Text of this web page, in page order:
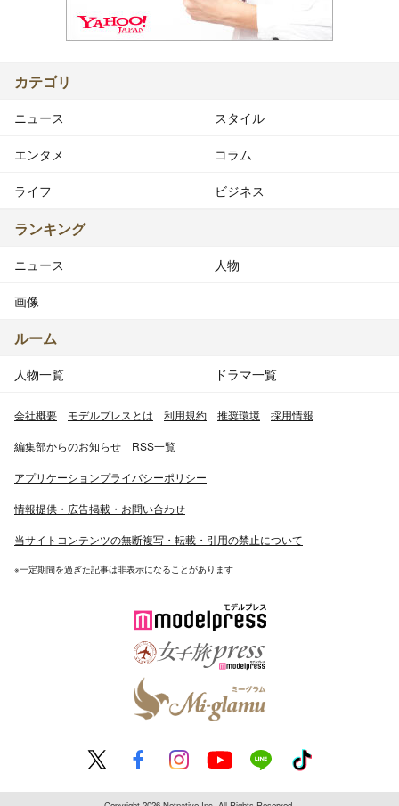
カテゴリ
ニュース スタイル
エンタメ コラム
ライフ ビジネス
ランキング
ニュース 人物
画像
ルーム
人物一覧 ドラマ一覧
会社概要 モデルプレスとは 利用規約 推奨環境 採用情報
編集部からのお知らせ RSS一覧
アプリケーションプライバシーポリシー
情報提供・広告掲載・お問い合わせ
当サイトコンテンツの無断複写・転載・引用の禁止について
※一定期間を過ぎた記事は非表示になることがあります